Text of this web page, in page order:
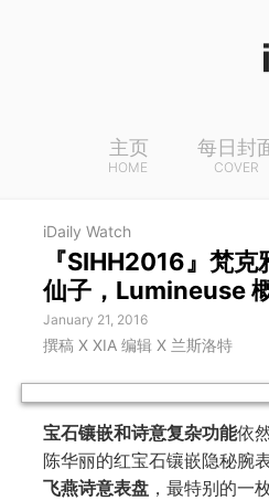
主页
HOME
每日封
COVER
iDaily Watch
『SIHH2016』梵
仙子，Lumineuse
January 21, 2016
撰稿 X XIA 编辑 X 兰斯洛特
宝石镶嵌和诗意复杂功能依
陈华丽的红宝石镶嵌隐秘腕
飞燕诗意表盘 ，最特别的一